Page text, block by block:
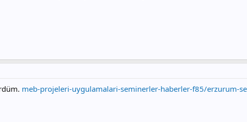
meb-projeleri-uygulamalari-seminerler-haberler-f85/erzurum-